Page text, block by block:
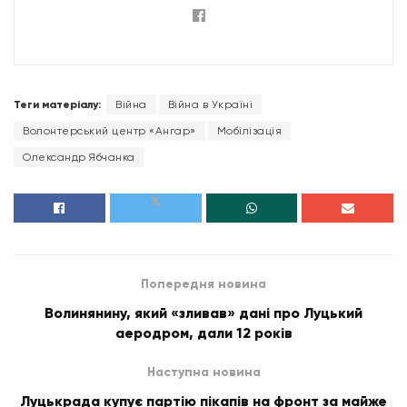
Теги матеріалу: Війна Війна в Україні
Волонтерський центр «Ангар» Мобілізація
Олександр Ябчанка
Попередня новина
Волинянину, який «зливав» дані про Луцький
аеродром, дали 12 років
Наступна новина
Луцькрада купує партію пікапів на фронт за майже